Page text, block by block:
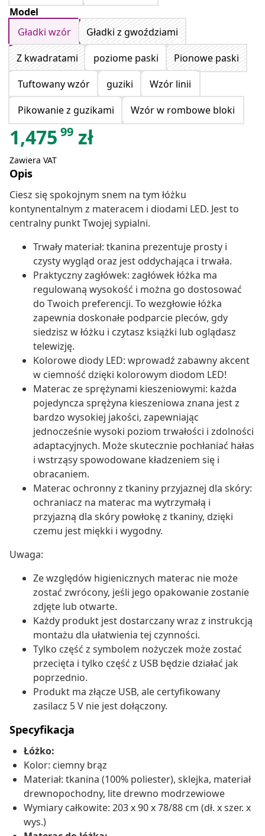
Model
Gładki wzór
Gładki z gwoździami
Z kwadratami
poziome paski
Pionowe paski
Tuftowany wzór
guziki
Wzór linii
Pikowanie z guzikami
Wzór w rombowe bloki
1,475 99 zł
Zawiera VAT
Opis
Ciesz się spokojnym snem na tym łóżku
kontynentalnym z materacem i diodami LED. Jest to
centralny punkt Twojej sypialni.
Trwały materiał: tkanina prezentuje prosty i
czysty wygląd oraz jest oddychająca i trwała.
Praktyczny zagłówek: zagłówek łóżka ma
regulowaną wysokość i można go dostosować
do Twoich preferencji. To wezgłowie łóżka
zapewnia doskonałe podparcie pleców, gdy
siedzisz w łóżku i czytasz książki lub oglądasz
telewizję.
Kolorowe diody LED: wprowadź zabawny akcent
w ciemność dzięki kolorowym diodom LED!
Materac ze sprężynami kieszeniowymi: każda
pojedyncza sprężyna kieszeniowa znana jest z
bardzo wysokiej jakości, zapewniając
jednocześnie wysoki poziom trwałości i zdolności
adaptacyjnych. Może skutecznie pochłaniać hałas
i wstrząsy spowodowane kładzeniem się i
obracaniem.
Materac ochronny z tkaniny przyjaznej dla skóry:
ochraniacz na materac ma wytrzymałą i
przyjazną dla skóry powłokę z tkaniny, dzięki
czemu jest miękki i wygodny.
Uwaga:
Ze względów higienicznych materac nie może
zostać zwrócony, jeśli jego opakowanie zostanie
zdjęte lub otwarte.
Każdy produkt jest dostarczany wraz z instrukcją
montażu dla ułatwienia tej czynności.
Tylko część z symbolem nożyczek może zostać
przecięta i tylko część z USB będzie działać jak
poprzednio.
Produkt ma złącze USB, ale certyfikowany
zasilacz 5 V nie jest dołączony.
Specyfikacja
Łóżko:
Kolor: ciemny brąz
Materiał: tkanina (100% poliester), sklejka, materiał
drewnopochodny, lite drewno modrzewiowe
Wymiary całkowite: 203 x 90 x 78/88 cm (dł. x szer. x
wys.)